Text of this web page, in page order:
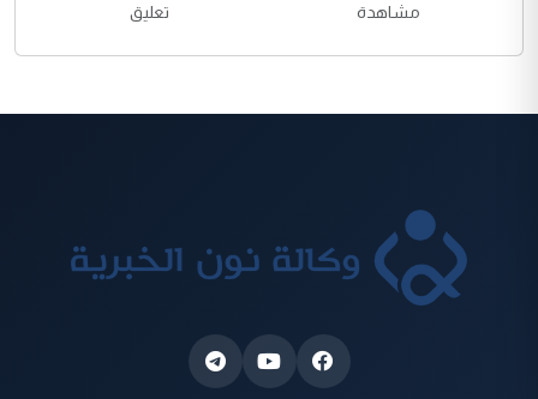
مشاهدة تعليق